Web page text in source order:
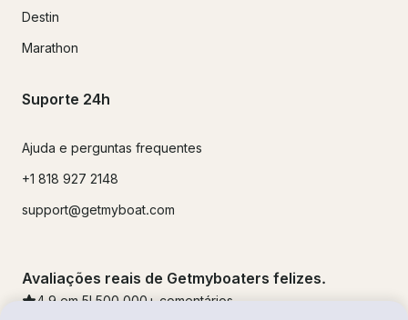
Destin
Marathon
Suporte 24h
Ajuda e perguntas frequentes
+1 818 927 2148
support@getmyboat.com
Avaliações reais de Getmyboaters felizes.
4.9 em 5! 500,000 + comentários